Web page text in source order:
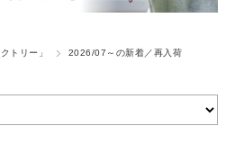
トリー」 2026/07～の新着／再入荷